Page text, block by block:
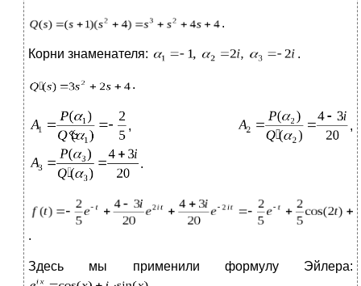
.
Корни знаменателя: .
.
.
Здесь мы применили формулу Эйлера: